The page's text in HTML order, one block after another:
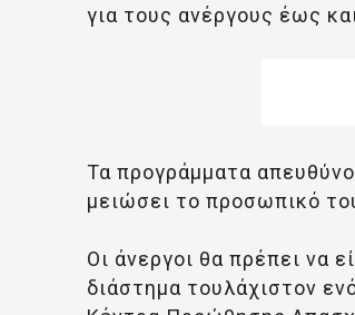
για τους ανέργους έως
Τα προγράμματα
μειώσει το προσωπικό
Οι άνεργοι θα πρέπει να
διάστημα τουλάχιστον